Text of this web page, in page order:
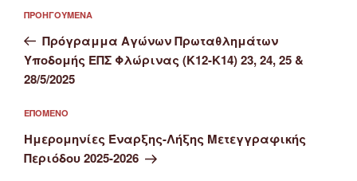
άρθρων
Προηγούμενο
άρθρο
ΠΡΟΗΓΟΎΜΕΝΑ
Πρόγραμμα Αγώνων Πρωταθλημάτων
Υποδομής ΕΠΣ Φλώρινας (Κ12-Κ14) 23, 24, 25 &
28/5/2025
Επόμενο
άρθρο
ΕΠΌΜΕΝΟ
Ημερομηνίες Έναρξης-Λήξης Μετεγγραφικής
Περιόδου 2025-2026